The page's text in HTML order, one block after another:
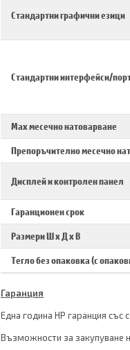
Стандартни графични езици
Стандартни интерфейси/
Max месечно натоварване
Препоръчително месечно
Дисплей и контролен панел
Гаранционен срок
Размери Ш х Д х В
Тегло без опаковка (с
Гаранция
Една година HP гаранция
Възможности за закупуване